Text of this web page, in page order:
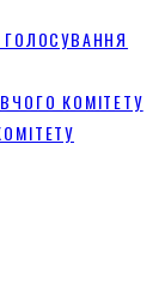
ГОЛОСУВАННЯ
КОМІТЕТУ